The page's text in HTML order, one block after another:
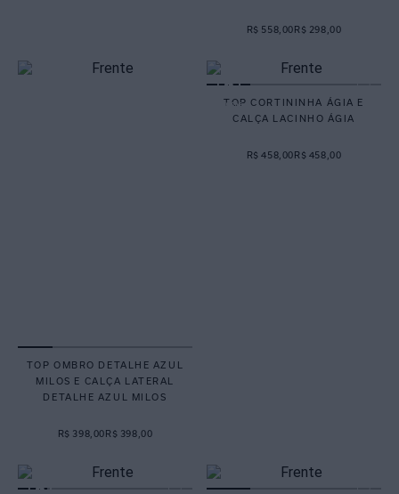
R$ 558,00R$ 298,00
TOP OMBRO DETALHE AZUL
MILOS E CALÇA LATERAL
DETALHE AZUL MILOS
R$ 398,00R$ 398,00
TOP CORTININHA ÁGIA E
CALÇA LACINHO ÁGIA
R$ 458,00R$ 458,00